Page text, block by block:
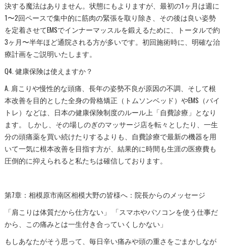
決する魔法はありません。状態にもよりますが、最初の1ヶ月は週に
1〜2回ペースで集中的に筋肉の緊張を取り除き、その後は良い姿勢
を定着させてEMSでインナーマッスルを鍛えるために、トータルで約
3ヶ月〜半年ほど通院される方が多いです。初回施術時に、明確な治
療計画をご説明いたします。
Q4. 健康保険は使えますか？
A. 肩こりや慢性的な頭痛、長年の姿勢不良が原因の不調、そして根
本改善を目的とした全身の骨格矯正（トムソンベッド）やEMS（バイ
トレ）などは、日本の健康保険制度のルール上「自費診療」となり
ます。 しかし、その場しのぎのマッサージ店を転々としたり、一生
分の頭痛薬を買い続けたりするよりも、自費診療で最新の機器を用
いて一気に根本改善を目指す方が、結果的に時間も生涯の医療費も
圧倒的に抑えられると私たちは確信しております。
第7章：相模原市南区相模大野の皆様へ：院長からのメッセージ
「肩こりは体質だから仕方ない」 「スマホやパソコンを使う仕事だ
から、この痛みとは一生付き合っていくしかない」
もしあなたがそう思って、毎日辛い痛みや頭の重さをごまかしなが